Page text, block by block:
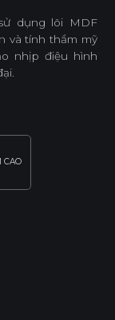
dụng lõi MDF
và tính thẩm mỹ
nhịp điệu hình
CAO